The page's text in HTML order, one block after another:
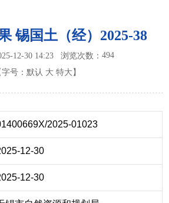
锡国土（经）2025-38
12-30 14:23 浏览次数： 494
字号： 默认 大 特大 】
2025-01023
12-30
12-30